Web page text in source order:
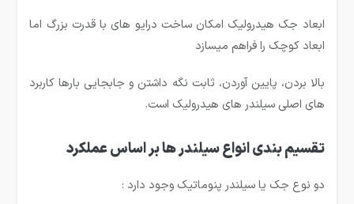
ابعاد جک هیدرولیک امکان ساخت درایو های با قدرت بزرگ اما
ابعاد کوچک را فراهم میسازد
بالا بردن، پایین آوردن، ثابت نگه داشتن و جابجایی بارها کاربرد
های اصلی سیلندر های هیدرولیک است.
تقسیم بندی انواع سیلندر ها بر اساس عملکرد
دو نوع جک یا سیلندر پنوماتیک وجود دارد :